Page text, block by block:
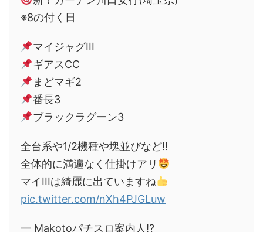
※8の付く日
マイジャグIII
ギアスCC
まどマギ2
番長3
ブラックラグーン3
全台系や1/2機種や塊並びなど‼
全体的に満遍なく仕掛けアリ
マイIIIは綺麗に出ていますね
pic.twitter.com/nXh4PJGLuw
— Makotoパチスロ案内人⁉